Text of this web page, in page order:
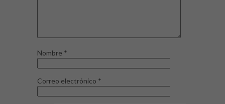
Nombre *
Correo electrónico *